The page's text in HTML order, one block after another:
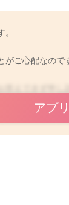
ご心配なので
眠の状態など
ができません
に、例えば何
すので、数日
がより緩くな
アプ